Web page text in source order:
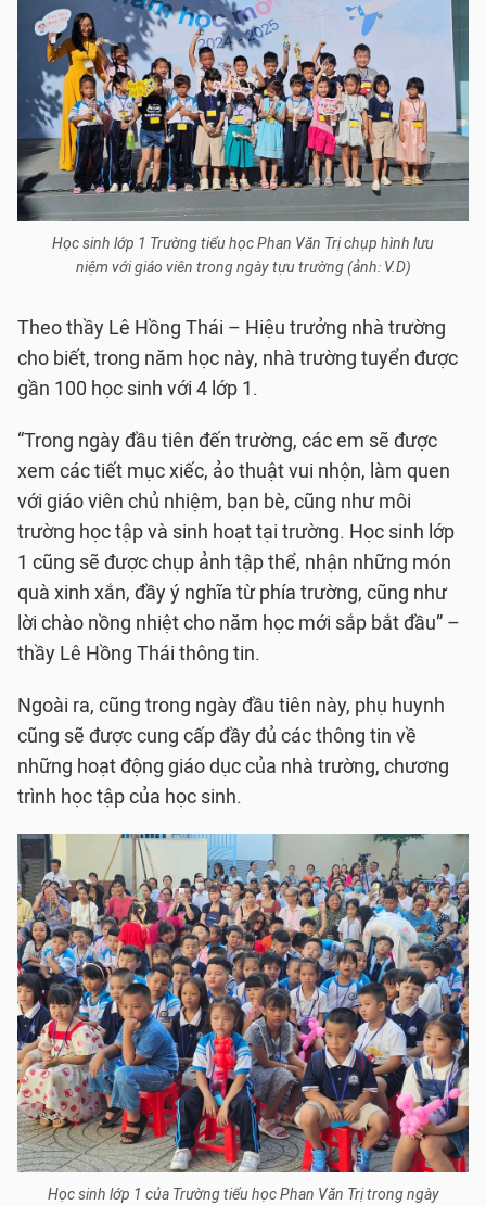
Học sinh lớp 1 Trường tiểu học Phan Văn Trị chụp hình lưu
niệm với giáo viên trong ngày tựu trường (ảnh: V.D)
Theo thầy Lê Hồng Thái – Hiệu trưởng nhà trường
cho biết, trong năm học này, nhà trường tuyển được
gần 100 học sinh với 4 lớp 1.
“Trong ngày đầu tiên đến trường, các em sẽ được
xem các tiết mục xiếc, ảo thuật vui nhộn, làm quen
với giáo viên chủ nhiệm, bạn bè, cũng như môi
trường học tập và sinh hoạt tại trường. Học sinh lớp
1 cũng sẽ được chụp ảnh tập thể, nhận những món
quà xinh xắn, đầy ý nghĩa từ phía trường, cũng như
lời chào nồng nhiệt cho năm học mới sắp bắt đầu” –
thầy Lê Hồng Thái thông tin.
Ngoài ra, cũng trong ngày đầu tiên này, phụ huynh
cũng sẽ được cung cấp đầy đủ các thông tin về
những hoạt động giáo dục của nhà trường, chương
trình học tập của học sinh.
Học sinh lớp 1 của Trường tiểu học Phan Văn Trị trong ngày